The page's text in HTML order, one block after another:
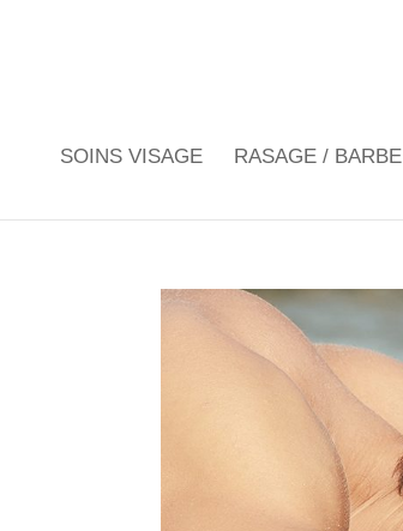
SOINS VISAGE RASAGE / BARBE